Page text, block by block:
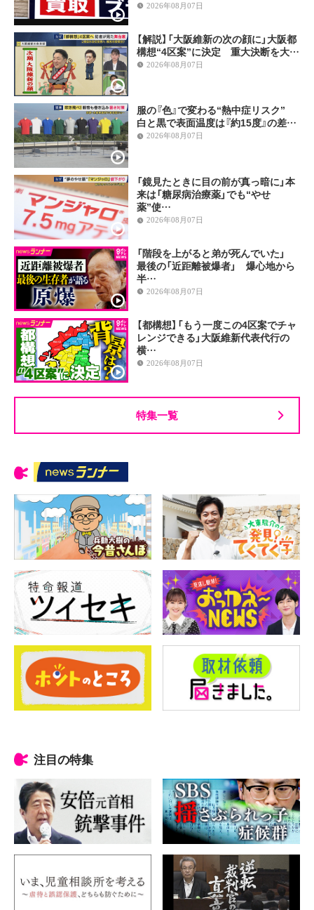
2026年08月07日
【解説】「大阪維新の次の顔に」大阪都
構想“4区案”に決定 重大決断を大…
2026年08月07日
服の『色』で変わる“熱中症リスク”
白と黒で表面温度は『約15度』の差…
2026年08月07日
「鏡見たときに目の前が真っ暗に」本
来は「糖尿病治療薬」でも“やせ
薬”使…
2026年08月07日
「階段を上がると弟が死んでいた」
最後の「近距離被爆者」 爆心地から
半…
2026年08月07日
【都構想】「もう一度この4区案でチャ
レンジできる」大阪維新代表代行の
横…
2026年08月07日
特集一覧
注目の特集